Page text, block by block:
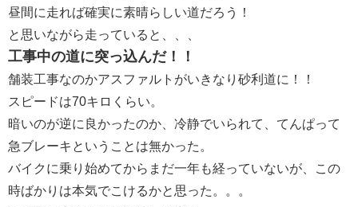
昼間に走れば確実に素晴らしい道だろう！
と思いながら走っていると、、、
工事中の道に突っ込んだ！！
舗装工事なのかアスファルトがいきなり砂利道に！！
スピードは70キロくらい。
暗いのが逆に良かったのか、冷静でいられて、てんぱって
急ブレーキということは無かった。
バイクに乗り始めてからまだ一年も経っていないが、この
時ばかりは本気でこけるかと思った。。。